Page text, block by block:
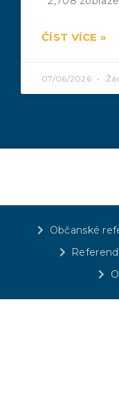
ČÍST VÍCE »
07/06/2026
Občanské